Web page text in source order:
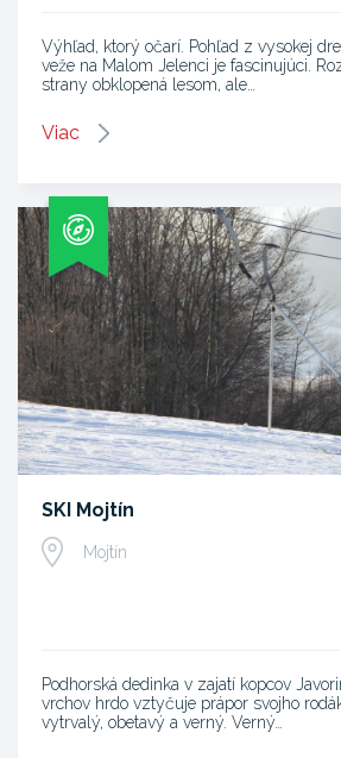
Výhľad, ktorý očarí. Pohľad z vysokej
veže na Malom Jelenci je fascinujúci.
strany obklopená lesom, ale…
Viac
SKI Mojtín
Mojtín
Podhorská dedinka v zajatí kopcov
vrchov hrdo vztyčuje prápor svojho
vytrvalý, obetavý a verný. Verný…